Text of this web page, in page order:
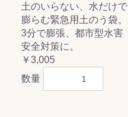
土のいらない、水だけで
膨らむ緊急用土のう袋。
3分で膨張、都市型水害
安全対策に。
￥3,005
数量